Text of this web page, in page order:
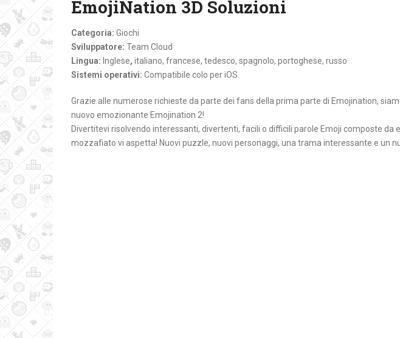
EmojiNation 3D Soluzioni
Categoria: Giochi
Sviluppatore: Team Cloud
Lingua: Inglese, italiano, francese, tedesco, spagnolo, portoghese, russo
Sistemi operativi: Compatibile colo per iOS.
Grazie alle numerose richieste da parte dei fans della prima parte di Emojination,
nuovo emozionante Emojination 2!
Divertitevi risolvendo interessanti, divertenti, facili o difficili parole Emoji composte da
mozzafiato vi aspetta! Nuovi puzzle, nuovi personaggi, una trama interessante e un